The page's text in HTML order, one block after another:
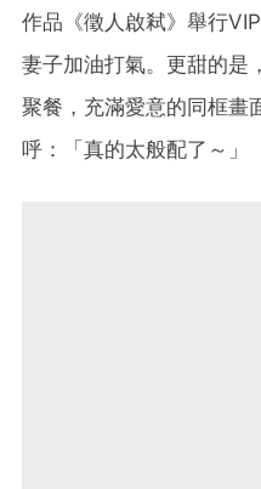
作品《徵人啟弒》舉行
妻子加油打氣。更甜的是
聚餐，充滿愛意的同框畫
呼：「真的太般配了～」